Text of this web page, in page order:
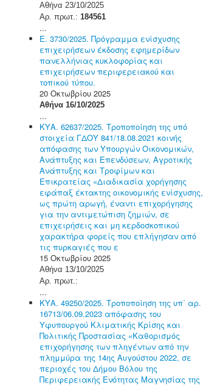
Αθήνα 23/10/2025
Αρ. πρωτ.: 184561
...
Ε. 3730/2025. Πρόγραμμα ενίσχυσης
επιχειρήσεων έκδοσης εφημερίδων
πανελλήνιας κυκλοφορίας και
επιχειρήσεων περιφερειακού και
τοπικού τύπου.
20 Οκτωβρίου 2025
Αθήνα 16/10/2025
...
ΚΥΑ. 62637/2025. Τροποποίηση της υπό
στοιχεία ΓΔΟΥ 841/18.08.2021 κοινής
απόφασης των Υπουργών Οικονομικών,
Ανάπτυξης και Επενδύσεων, Αγροτικής
Ανάπτυξης και Τροφίμων και
Επικρατείας «Διαδικασία χορήγησης
εφάπαξ έκτακτης οικονομικής ενίσχυσης,
ως πρώτη αρωγή, έναντι επιχορήγησης
για την αντιμετώπιση ζημιών, σε
επιχειρήσεις και μη κερδοσκοπικού
χαρακτήρα φορείς που επλήγησαν από
τις πυρκαγιές που ε
15 Οκτωβρίου 2025
Αθήνα 13/10/2025
Αρ. πρωτ.:
...
ΚΥΑ. 49250/2025. Τροποποίηση της υπ΄ αρ.
16713/06.09.2023 απόφασης του
Υφυπουργού Κλιματικής Κρίσης και
Πολιτικής Προστασίας «Καθορισμός
επιχορήγησης των πληγέντων από την
πλημμύρα της 14ης Αυγούστου 2022, σε
περιοχές του Δήμου Βόλου της
Περιφερειακής Ενότητας Μαγνησίας της